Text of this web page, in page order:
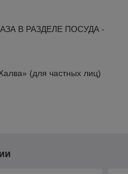
В РАЗДЕЛЕ ПОСУДА -
(для частных лиц)